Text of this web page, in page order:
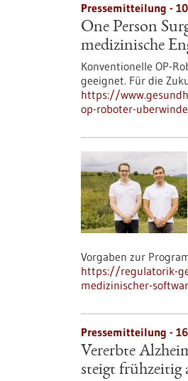
Pressemitteilung -
One Person
medizinische
Konventionelle OP-
geeignet. Für die
https://
op-roboter-
Vorgaben zur
https://regulatorik-
medizinischer-
Pressemitteilung -
Vererbte
steigt frühzeitig